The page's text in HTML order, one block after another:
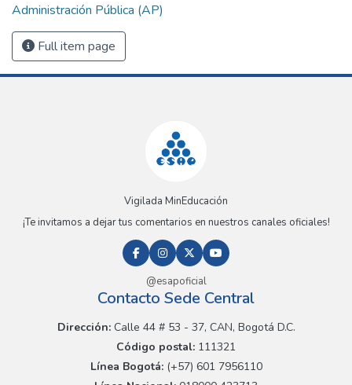
Administración Pública (AP)
Full item page
Vigilada MinEducación
¡Te invitamos a dejar tus comentarios en nuestros canales oficiales!
@esapoficial
Contacto Sede Central
Dirección:Calle 44 # 53 - 37, CAN, Bogotá D.C.
Código postal: 111321
Línea Bogotá:(+57) 601 7956110